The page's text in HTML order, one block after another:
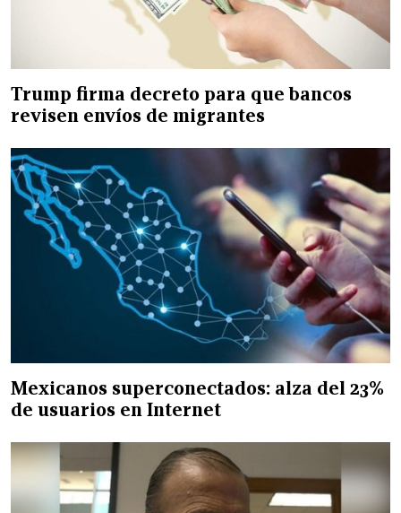
Trump firma decreto para que bancos
revisen envíos de migrantes
Mexicanos superconectados: alza del 23%
de usuarios en Internet